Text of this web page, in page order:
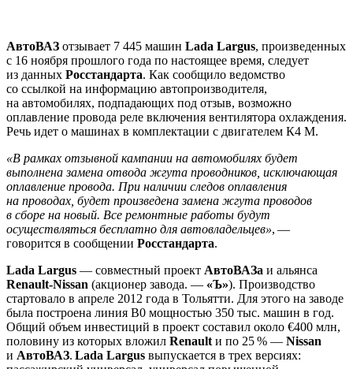
АвтоВАЗ отзывает 7 445 машин Lada Largus, произведенных
с 16 ноября прошлого года по настоящее время, следует
из данных Росстандарта. Как сообщило ведомство
со ссылкой на информацию автопроизводителя,
на автомобилях, подпадающих под отзыв, возможно
оплавление провода реле включения вентилятора охлаждения.
Речь идет о машинах в комплектации с двигателем К4 М.
«В рамках отзывной кампании на автомобилях будет
выполнена замена отвода жгута проводников, исключающая
оплавление провода. При наличии следов оплавления
на проводах, будет произведена замена жгута проводов
в сборе на новый. Все ремонтные работы будут
осуществляться бесплатно для автовладельцев», —
говорится в сообщении Росстандарта.
Lada Largus — совместный проект АвтоВАЗа и альянса
Renault-Nissan (акционер завода. — «Ъ»). Производство
стартовало в апреле 2012 года в Тольятти. Для этого на заводе
была построена линия B0 мощностью 350 тыс. машин в год.
Общий объем инвестиций в проект составил около €400 млн,
половину из которых вложил Renault и по 25 % — Nissan
и АвтоВАЗ. Lada Largus выпускается в трех версиях: